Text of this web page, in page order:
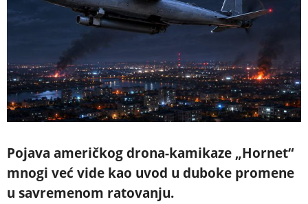
Pojava američkog drona-kamikaze „Hornet“
mnogi već vide kao uvod u duboke promene
u savremenom ratovanju.